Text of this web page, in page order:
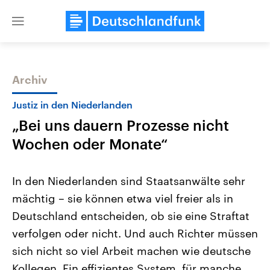
Close
Themen
USA
Aktuelle Beiträge, Analysen und
Hintergründe
Wirtschaftlich und militärisch
gehören die Vereinigten Staaten zu
den mächtigsten Ländern der Erde,
mit großem Einfluss auf das
Nahostkonflikt
Aktuelle Lage und
Der Überfall der
Terrororganisation Hamas
Oktober 2023 auf Israel
Region wieder die Gewalt
Israel möchte die Hamas
Archiv
Justiz in den Niederlanden
„Bei uns dauern Prozesse nicht
Wochen oder Monate“
In den Niederlanden sind Staatsanwälte sehr
mächtig – sie können etwa viel freier als in
Deutschland entscheiden, ob sie eine Straftat
verfolgen oder nicht. Und auch Richter müssen
sich nicht so viel Arbeit machen wie deutsche